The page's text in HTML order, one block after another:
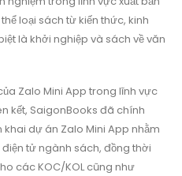
loại sách từ kiến thức, kinh
là khởi nghiệp và sách về văn
Zalo Mini App trong lĩnh vực
kết, SaigonBooks đã chính
dự án Zalo Mini App nhằm
tử ngành sách, đồng thời
các KOC/KOL cũng như